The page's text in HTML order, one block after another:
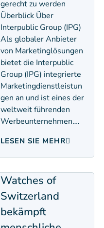
gerecht zu werden
Überblick Über
Interpublic Group (IPG)
Als globaler Anbieter
von Marketinglösungen
bietet die Interpublic
Group (IPG) integrierte
Marketingdienstleistun
gen an und ist eines der
weltweit führenden
Werbeunternehmen….
LESEN SIE MEHR
Watches of
Switzerland
bekämpft